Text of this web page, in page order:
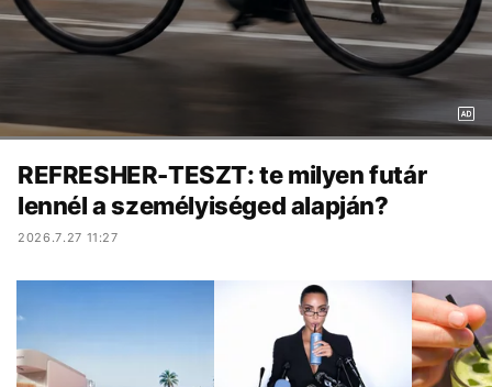
REFRESHER-TESZT: te milyen futár
lennél a személyiséged alapján?
2026.7.27 11:27